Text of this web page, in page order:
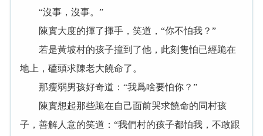
“沒事，沒事。”
陳實大度的揮了揮手，笑道，“你不怕我？”
若是黃坡村的孩子撞到了他，此刻隻怕已經跪在
地上，磕頭求陳老大饒命了。
那瘦弱男孩好奇道：“我爲啥要怕你？”
陳實想起那些跪在自己面前哭求饒命的同村孩
子，善解人意的笑道：“我們村的孩子都怕我，不敢跟